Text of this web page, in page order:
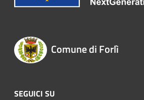
Comune di Forlì
SEGUICI SU